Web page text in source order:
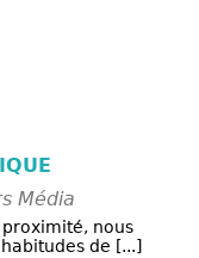
Média
nous
de [...]